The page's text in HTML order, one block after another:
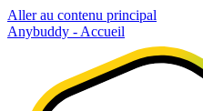
Aller au contenu principal
Anybuddy - Accueil